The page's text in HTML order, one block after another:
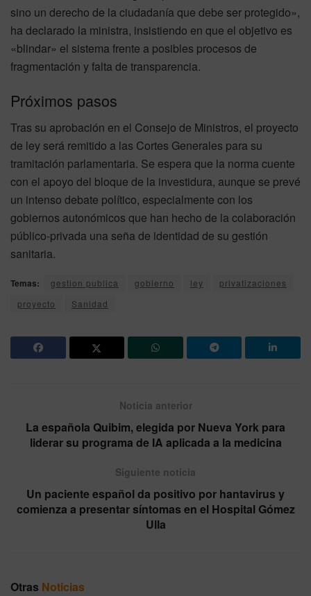
sino un derecho de la ciudadanía que debe ser protegido»,
ha declarado la ministra, insistiendo en que el objetivo es
«blindar» el sistema frente a posibles procesos de
fragmentación y falta de transparencia.
Próximos pasos
Tras su aprobación en el Consejo de Ministros, el proyecto
de ley será remitido a las Cortes Generales para su
tramitación parlamentaria. Se espera que la norma cuente
con el apoyo del bloque de la investidura, aunque se prevé
un intenso debate político, especialmente con los
gobiernos autonómicos que han hecho de la colaboración
público-privada una seña de identidad de su gestión
sanitaria.
Temas: gestion publica gobierno ley
privatizaciones
proyecto
Sanidad
Noticia anterior
La española Quibim, elegida por Nueva York para
liderar su programa de IA aplicada a la medicina
Siguiente noticia
Un paciente español da positivo por hantavirus y
comienza a presentar síntomas en el Hospital Gómez
Ulla
Otras Noticias